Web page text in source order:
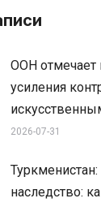
ООН отмечает
усиления
2026-07-31
наследство: